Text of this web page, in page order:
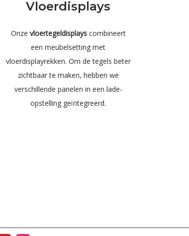
Vloerdisplays
Onze vloertegeldisplays combineert
een meubelsetting met
vloerdisplayrekken. Om de tegels beter
zichtbaar te maken, hebben we
verschillende panelen in een lade-
opstelling geïntegreerd.